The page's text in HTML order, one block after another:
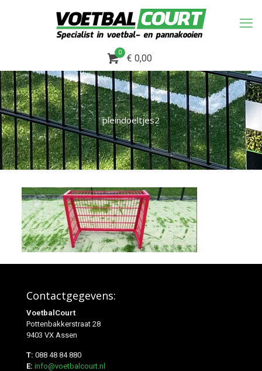
0
€ 0,00
pleindoeltjes2
Contactgegevens:
VoetbalCourt
Pottenbakkerstraat 28
9403 VX Assen
T: 088 48 84 880
E: info@voetbalcourt.nl